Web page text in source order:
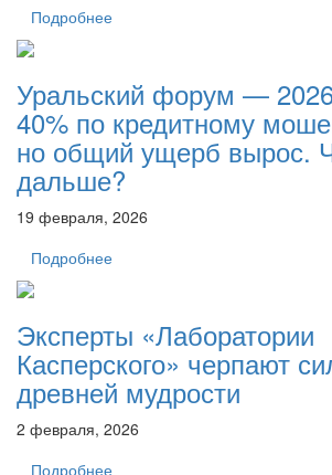
Подробнее
Уральский форум —
40% по кредитному
но общий ущерб вырос.
дальше?
19 февраля, 2026
Подробнее
Эксперты «Лаборатории
Касперского» черпают
древней мудрости
2 февраля, 2026
Подробнее